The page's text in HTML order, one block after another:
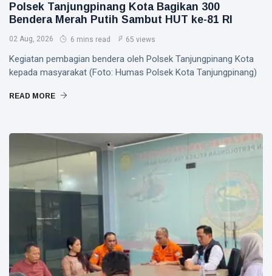
Polsek Tanjungpinang Kota Bagikan 300
Bendera Merah Putih Sambut HUT ke-81 RI
02 Aug, 2026 6 mins read 65 views
Kegiatan pembagian bendera oleh Polsek Tanjungpinang Kota
kepada masyarakat (Foto: Humas Polsek Kota Tanjungpinang)
READ MORE